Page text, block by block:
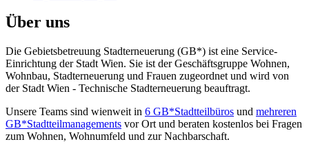
Über uns
Die Gebietsbetreuung Stadterneuerung (GB*) ist eine Service-
Einrichtung der Stadt Wien. Sie ist der Geschäfts­gruppe Wohnen,
Wohnbau, Stadt­erneuerung und Frauen zugeordnet und wird von
der Stadt Wien - Technische Stadterneuerung beauftragt.
Unsere Teams sind wienweit in 6 GB*Stadtteilbüros und mehreren
GB*Stadtteilmanagements vor Ort und beraten kostenlos bei Fragen
zum Wohnen, Wohnumfeld und zur Nachbarschaft.